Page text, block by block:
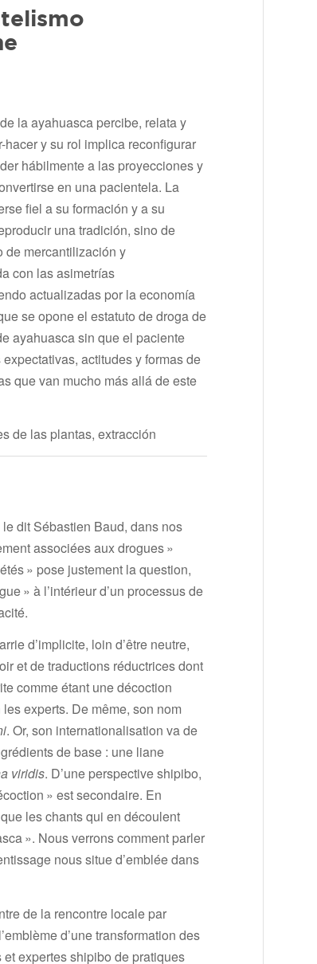
la ayahuasca percibe, relata y
y su rol implica reconfigurar
hábilmente a las proyecciones y
en una pacientela. La
fiel a su formación y a su
una tradición, sino de
de mercantilización y
con las asimetrías
actualizadas por la economía
se opone el estatuto de droga de
ayahuasca sin que el paciente
actitudes y formas de
que van mucho más allá de este
de las plantas, extracción
dit Sébastien Baud, dans nos
associées aux drogues »
» pose justement la question,
» à l’intérieur d’un processus de
d’implicite, loin d’être neutre,
et de traductions réductrices dont
comme étant une décoction
experts. De même, son nom
. Or, son internationalisation va de
de base : une liane
viridis. D’une perspective shipibo,
» est secondaire. En
les chants qui en découlent
». Nous verrons comment parler
nous situe d’emblée dans
de la rencontre locale par
d’une transformation des
expertes shipibo de pratiques